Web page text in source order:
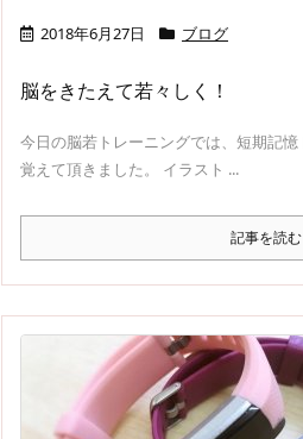
2018年6月27日 ブログ
脳をきたえて若々しく！
今日の脳若トレーニングでは、短期記
覚えて頂きました。 イラスト ...
記事を読む